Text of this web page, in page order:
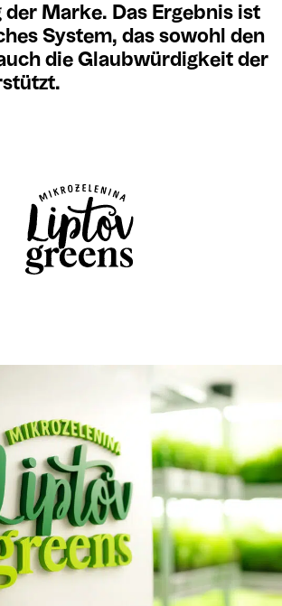
der Marke. Das Ergebnis ist
System, das sowohl den
die Glaubwürdigkeit der